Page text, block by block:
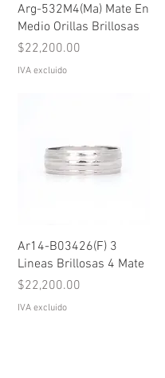
Vista rápida
Arg-532M4(Ma) Mate En
Medio Orillas Brillosas
Precio
$22,200.00
IVA excluido
Vista rápida
Ar14-B03426(F) 3
Lineas Brillosas 4 Mate
Precio
$22,200.00
IVA excluido